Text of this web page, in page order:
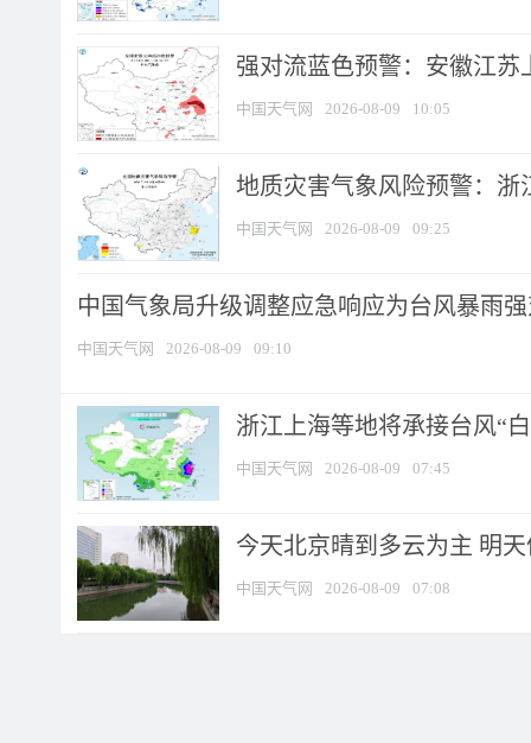
强对流蓝色预警：安徽江苏
中国天气网 2026-08-09 10:05
地质灾害气象风险预警：浙
中国天气网 2026-08-09 09:25
中国气象局升级调整应急响应为台风暴雨
中国天气网 2026-08-09 09:10
浙江上海等地将承接台风“
中国天气网 2026-08-09 07:45
今天北京晴到多云为主 明
中国天气网 2026-08-09 07:08